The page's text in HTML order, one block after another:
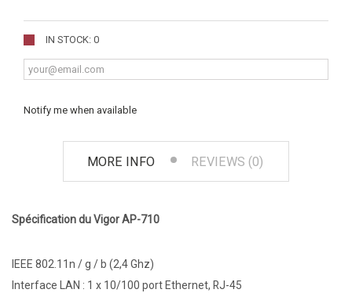
IN STOCK: 0
Notify me when available
MORE INFO REVIEWS (0)
Spécification du Vigor AP-710
IEEE 802.11n / g / b (2,4 Ghz)
Interface LAN : 1 x 10/100 port Ethernet, RJ-45